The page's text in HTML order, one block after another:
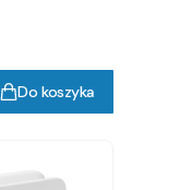
Do koszyka